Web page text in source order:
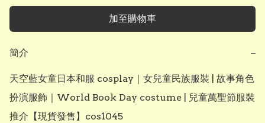
加至購物車
簡介 −
天空藍女童日本和服 cosplay｜女兒童民族服裝 | 故事角色
扮演服飾｜World Book Day costume | 兒童萬聖節服裝
推介【現貨發售】cos1045